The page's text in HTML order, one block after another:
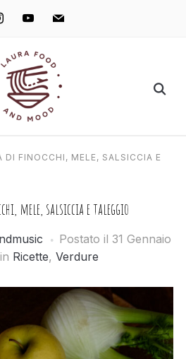
youtube mail
DI FINOCCHI, MELE, SALSICCIA E
mele, salsiccia e taleggio
Postato il 31 Gennaio
in Ricette, Verdure